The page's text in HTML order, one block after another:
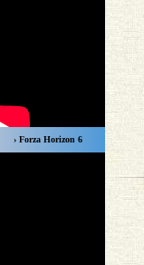
› Forza Horizon 6